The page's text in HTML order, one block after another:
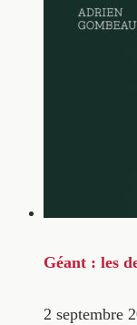
Géant : les
2 septembre